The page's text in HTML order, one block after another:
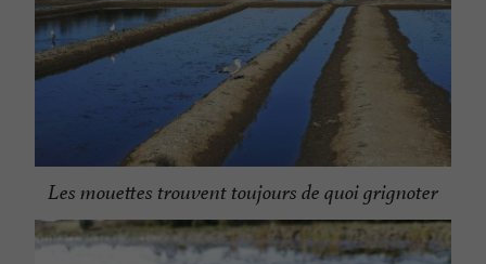
Les mouettes trouvent toujours de quoi grignoter